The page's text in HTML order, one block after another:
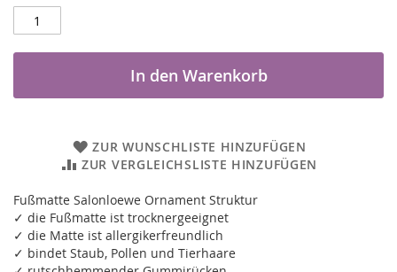
In den Warenkorb
ZUR WUNSCHLISTE HINZUFÜGEN
ZUR VERGLEICHSLISTE HINZUFÜGEN
Fußmatte Salonloewe Ornament Struktur
✓ die Fußmatte ist trocknergeeignet
✓ die Matte ist allergikerfreundlich
✓ bindet Staub, Pollen und Tierhaare